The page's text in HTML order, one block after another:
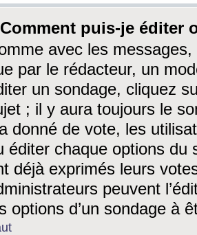
puis-je éditer
avec les
par le rédacteur, un
un sondage, cliquez
; il y aura toujours le
donné de vote, les
éditer chaque options du
déjà exprimés leurs
peuvent
options d’un sondage à